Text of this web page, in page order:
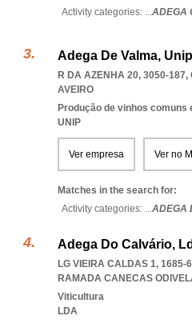
Activity categories: ...ADEGA
Adega De Valma,
R DA AZENHA 20, 3050-187,
AVEIRO
Produção de vinhos comuns
UNIP
Ver empresa Ver no
Matches in the search for:
Activity categories: ...ADEGA
Adega Do Calvário,
LG VIEIRA CALDAS 1, 1685-
RAMADA CANECAS
Viticultura
LDA